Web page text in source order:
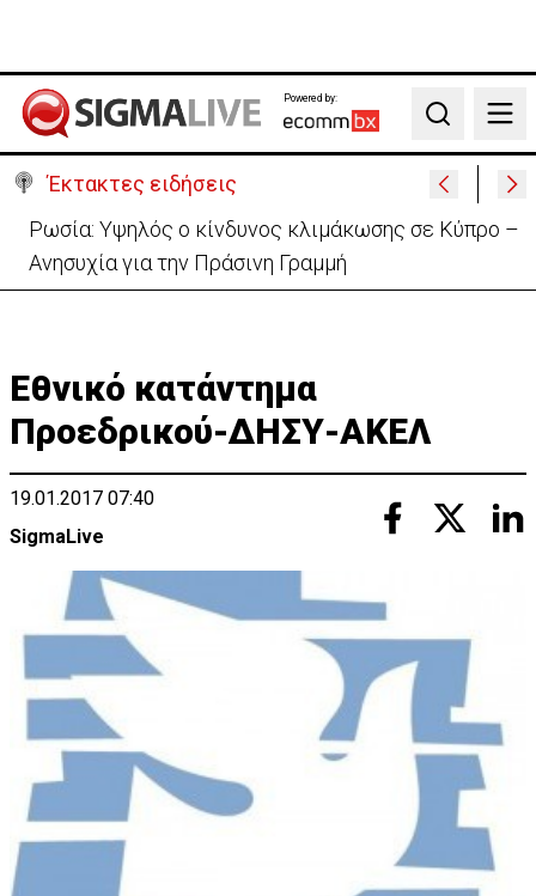
Powered by:
Search
Έκτακτες ειδήσεις
Πέθανε στα 74 του χρόνια ο ηθοποιός Νίκος
Καλογερόπουλος
Εθνικό κατάντημα
Προεδρικού-ΔΗΣΥ-ΑΚΕΛ
19.01.2017 07:40
SigmaLive